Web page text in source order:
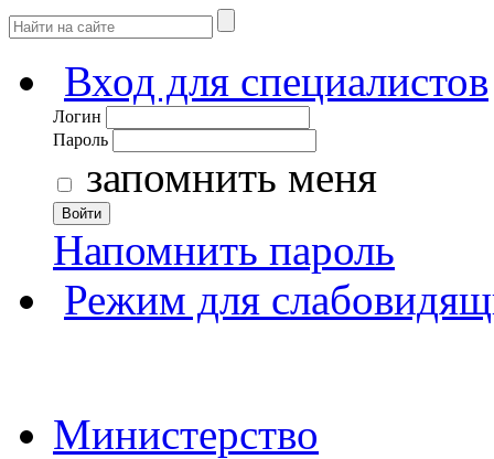
Вход для специалистов
Логин
Пароль
запомнить меня
Войти
Напомнить пароль
Режим для
Министерство